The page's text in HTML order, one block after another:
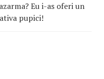
Eu i-as oferi un
pupici!